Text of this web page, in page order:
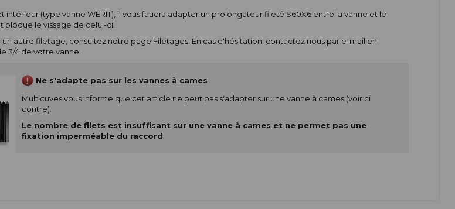
intérieur (type vanne WERIT), il vous faudra adapter un prolongateur fileté S60X6 entre la vanne et le
le vissage de celui-ci.
autre filetage, consultez notre page Filetages . En cas d'hésitation, contactez nous par e-mail en
3/4 de votre vanne.
Ne s'adapte pas sur les vannes à cames
Multicuves vous informe que cet article ne peut pas s'adapter sur une vanne à cames (voir ci
contre).
Le nombre de filets est insuffisant sur une vanne à cames et ne permet pas une
fixation imperméable du raccord